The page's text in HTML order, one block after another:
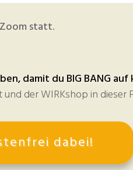
statt.
damit du BIG BANG auf
der WIRKshop in dieser
dabei!